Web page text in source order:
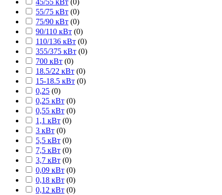
45/55 кВт (0)
55/75 кВт (0)
75/90 кВт (0)
90/110 кВт (0)
110/136 кВт (0)
355/375 кВт (0)
700 кВт (0)
18.5/22 кВт (0)
15-18.5 кВт (0)
0,25 (0)
0,25 кВт (0)
0,55 кВт (0)
1,1 кВт (0)
3 кВт (0)
5,5 кВт (0)
7,5 кВт (0)
3,7 кВт (0)
0,09 кВт (0)
0,18 кВт (0)
0,12 кВт (0)